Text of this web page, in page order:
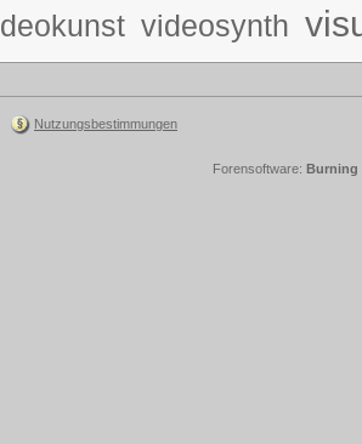
videosynth
Nutzungsbestimmungen
Forensoftware: Burning